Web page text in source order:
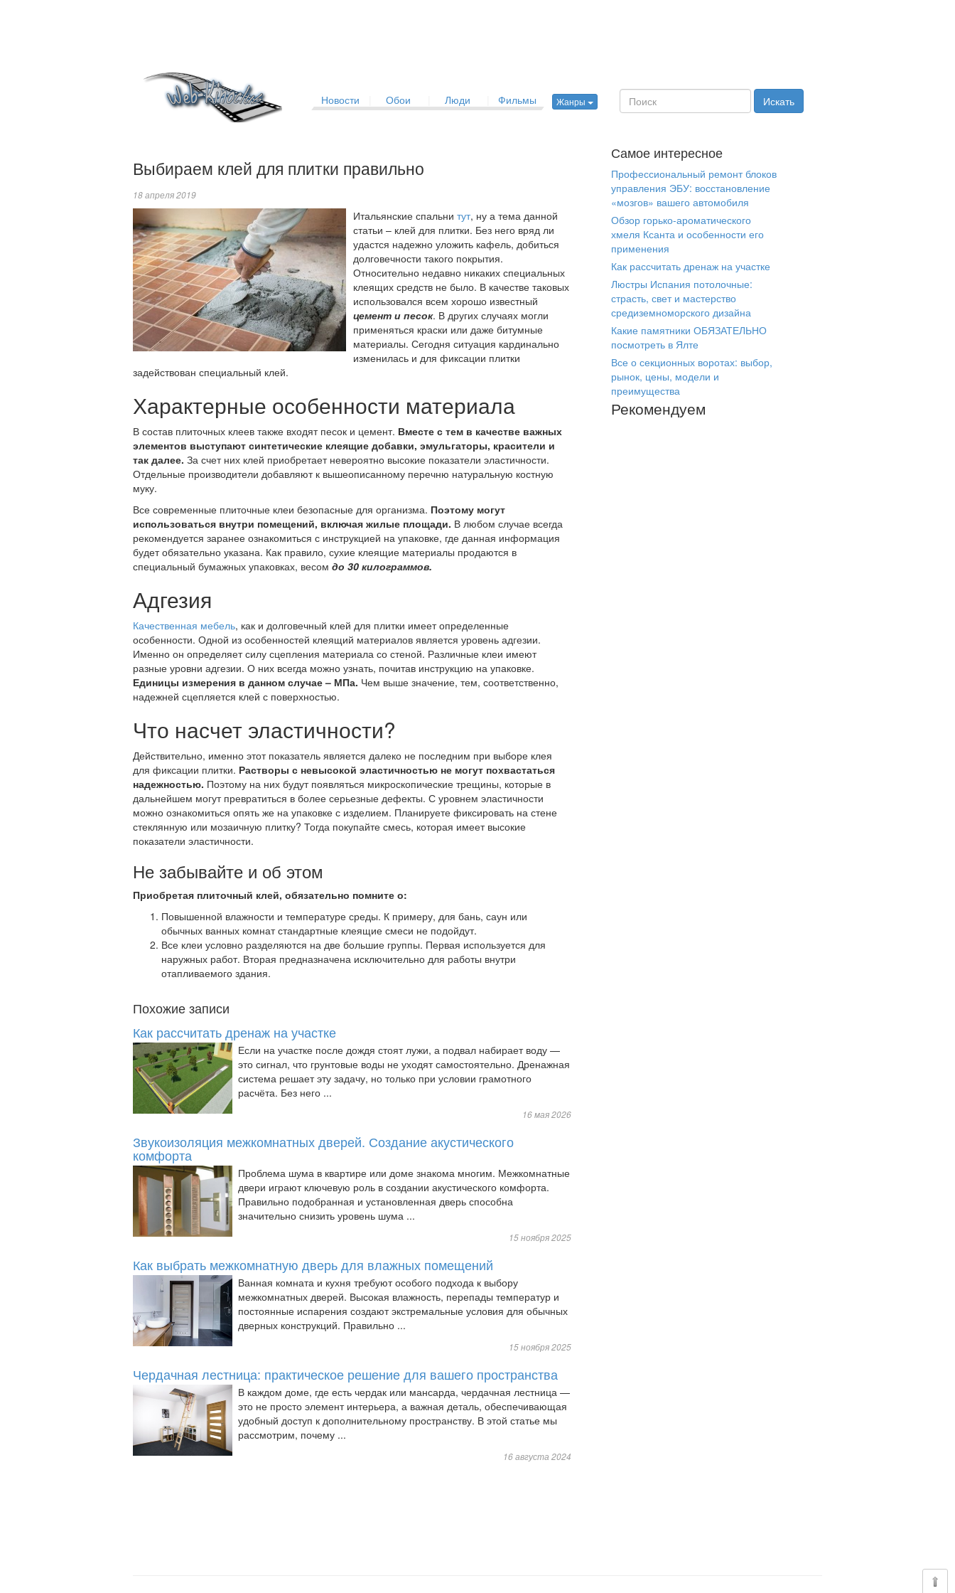
Новости Обои Люди Фильмы Жанры
Выбираем клей для плитки правильно
18 апреля 2019
Итальянские спальни тут, ну а тема данной
статьи – клей для плитки. Без него вряд ли
удастся надежно уложить кафель, добиться
долговечности такого покрытия.
Относительно недавно никаких специальных
клеящих средств не было. В качестве таковых
использовался всем хорошо известный
цемент и песок. В других случаях могли
применяться краски или даже битумные
материалы. Сегодня ситуация кардинально
изменилась и для фиксации плитки
задействован специальный клей.
Характерные особенности материала
В состав плиточных клеев также входят песок и цемент. Вместе с тем в качестве важных
элементов выступают синтетические клеящие добавки, эмульгаторы, красители и
так далее. За счет них клей приобретает невероятно высокие показатели эластичности.
Отдельные производители добавляют к вышеописанному перечню натуральную костную
муку.
Все современные плиточные клеи безопасные для организма. Поэтому могут
использоваться внутри помещений, включая жилые площади. В любом случае всегда
рекомендуется заранее ознакомиться с инструкцией на упаковке, где данная информация
будет обязательно указана. Как правило, сухие клеящие материалы продаются в
специальный бумажных упаковках, весом до 30 килограммов.
Адгезия
Качественная мебель, как и долговечный клей для плитки имеет определенные
особенности. Одной из особенностей клеящий материалов является уровень адгезии.
Именно он определяет силу сцепления материала со стеной. Различные клеи имеют
разные уровни адгезии. О них всегда можно узнать, почитав инструкцию на упаковке.
Единицы измерения в данном случае – МПа. Чем выше значение, тем, соответственно,
надежней сцепляется клей с поверхностью.
Что насчет эластичности?
Действительно, именно этот показатель является далеко не последним при выборе клея
для фиксации плитки. Растворы с невысокой эластичностью не могут похвастаться
надежностью. Поэтому на них будут появляться микроскопические трещины, которые в
дальнейшем могут превратиться в более серьезные дефекты. С уровнем эластичности
можно ознакомиться опять же на упаковке с изделием. Планируете фиксировать на стене
стеклянную или мозаичную плитку? Тогда покупайте смесь, которая имеет высокие
показатели эластичности.
Не забывайте и об этом
Приобретая плиточный клей, обязательно помните о:
Повышенной влажности и температуре среды. К примеру, для бань, саун или
обычных ванных комнат стандартные клеящие смеси не подойдут.
Все клеи условно разделяются на две большие группы. Первая используется для
наружных работ. Вторая предназначена исключительно для работы внутри
отапливаемого здания.
Похожие записи
Как рассчитать дренаж на участке
Если на участке после дождя стоят лужи, а подвал набирает воду —
это сигнал, что грунтовые воды не уходят самостоятельно. Дренажная
система решает эту задачу, но только при условии грамотного
расчёта. Без него ...
16 мая 2026
Звукоизоляция межкомнатных дверей. Создание акустического
комфорта
Проблема шума в квартире или доме знакома многим. Межкомнатные
двери играют ключевую роль в создании акустического комфорта.
Правильно подобранная и установленная дверь способна
значительно снизить уровень шума ...
15 ноября 2025
Как выбрать межкомнатную дверь для влажных помещений
Ванная комната и кухня требуют особого подхода к выбору
межкомнатных дверей. Высокая влажность, перепады температур и
постоянные испарения создают экстремальные условия для обычных
дверных конструкций. Правильно ...
15 ноября 2025
Чердачная лестница: практическое решение для вашего пространства
В каждом доме, где есть чердак или мансарда, чердачная лестница —
это не просто элемент интерьера, а важная деталь, обеспечивающая
удобный доступ к дополнительному пространству. В этой статье мы
рассмотрим, почему ...
16 августа 2024
Самое интересное
Профессиональный ремонт блоков
управления ЭБУ: восстановление
«мозгов» вашего автомобиля
Обзор горько-ароматического
хмеля Ксанта и особенности его
применения
Как рассчитать дренаж на участке
Люстры Испания потолочные:
страсть, свет и мастерство
средиземноморского дизайна
Какие памятники ОБЯЗАТЕЛЬНО
посмотреть в Ялте
Все о секционных воротах: выбор,
рынок, цены, модели и
преимущества
Рекомендуем